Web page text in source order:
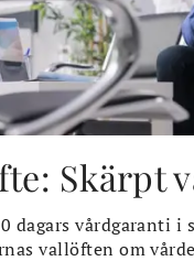
Skärpt
dagars vårdgaranti i
vallöften om